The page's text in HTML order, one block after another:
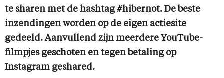
te sharen met de hashtag #hibernot. De beste
inzendingen worden op de eigen actiesite
gedeeld. Aanvullend zijn meerdere YouTube-
filmpjes geschoten en tegen betaling op
Instagram geshared.